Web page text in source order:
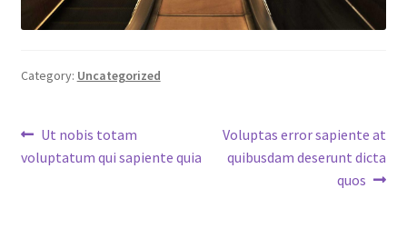
Category: Uncategorized
Post
navigation
Previous
post:
Ut nobis totam
voluptatum qui sapiente quia
Next
post:
Voluptas error sapiente at
quibusdam deserunt dicta
quos